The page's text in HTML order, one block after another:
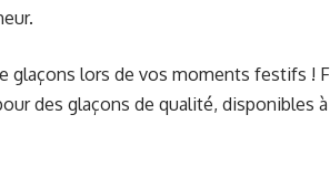
glaçons lors de vos moments festifs !
des glaçons de qualité, disponibles